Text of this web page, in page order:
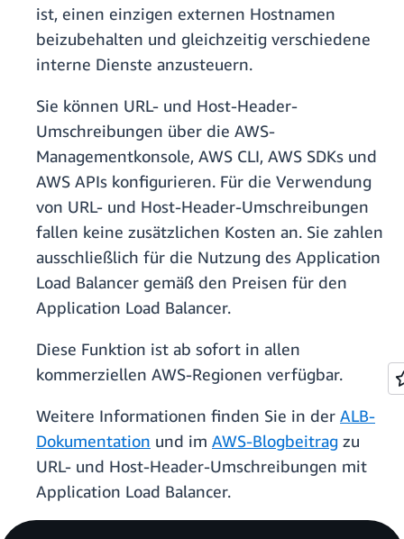
ist, einen einzigen externen Hostnamen
beizubehalten und gleichzeitig verschiedene
interne Dienste anzusteuern.
Sie können URL- und Host-Header-
Umschreibungen über die AWS-
Managementkonsole, AWS CLI, AWS SDKs und
AWS APIs konfigurieren. Für die Verwendung
von URL- und Host-Header-Umschreibungen
fallen keine zusätzlichen Kosten an. Sie zahlen
ausschließlich für die Nutzung des Application
Load Balancer gemäß den Preisen für den
Application Load Balancer.
Diese Funktion ist ab sofort in allen
kommerziellen AWS-Regionen verfügbar.
Weitere Informationen finden Sie in der ALB-
Dokumentation und im AWS-Blogbeitrag zu
URL- und Host-Header-Umschreibungen mit
Application Load Balancer.